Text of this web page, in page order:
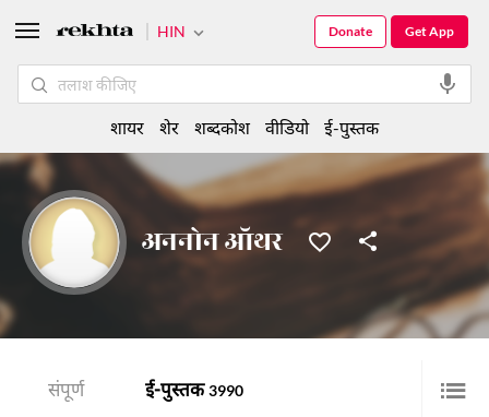
अननोन ऑथर
संपूर्ण ई-पुस्तक 3990
HIN Get App
Donate
शायर शेर शब्दकोश वीडियो ई-पुस्तक